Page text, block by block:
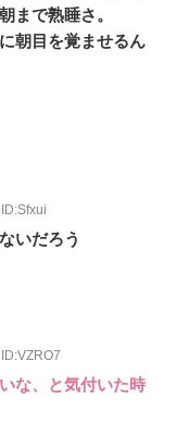
まで熟睡さ。
朝目を覚ませるん
いだろう
な、と気付いた時